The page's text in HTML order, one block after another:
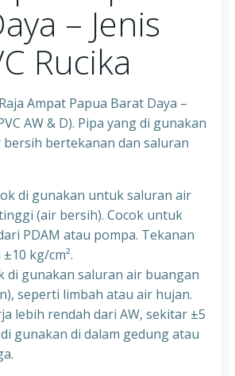
– Jenis
Rucika
Ampat Papua Barat Daya –
AW & D). Pipa yang di gunakan
bertekanan dan saluran
di gunakan untuk saluran air
(air bersih). Cocok untuk
PDAM atau pompa. Tekanan
kg/cm².
di gunakan saluran air buangan
seperti limbah atau air hujan.
lebih rendah dari AW, sekitar ±5
di gunakan di dalam gedung atau